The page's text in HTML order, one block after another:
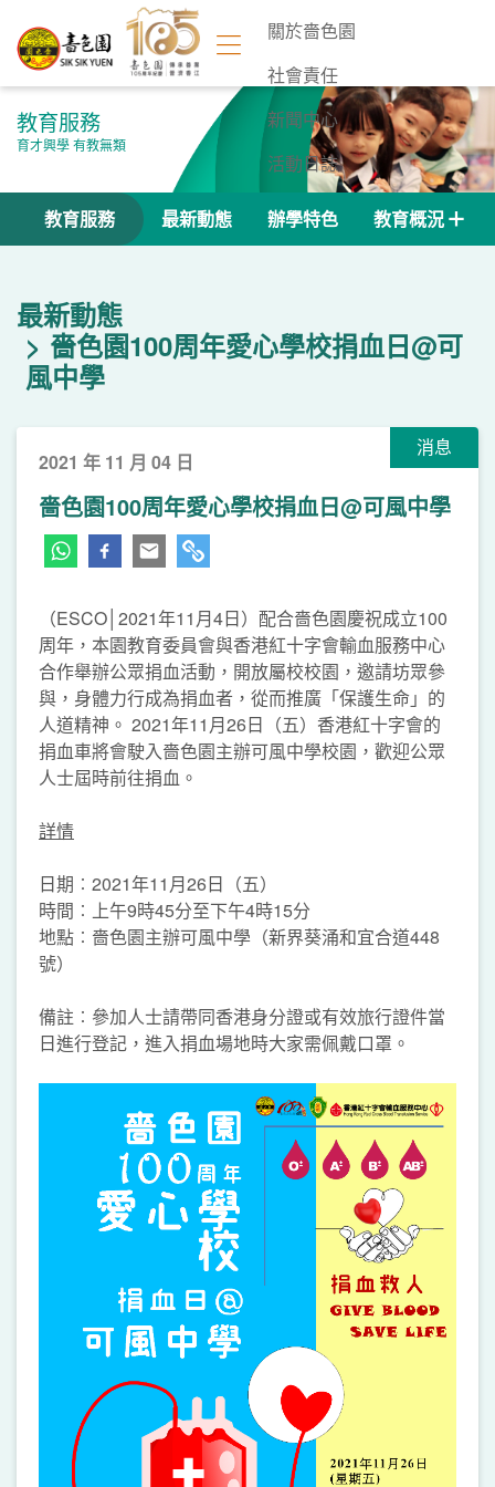
關於嗇色園
社會責任
新聞中心
活動日誌
聯絡我們
教育服務
育才興學 有教無類
教育服務 最新動態 辦學特色 教育概況
最新動態
嗇色園100周年愛心學校捐血日@可
風中學
消息
2021 年 11 月 04 日
嗇色園100周年愛心學校捐血日@可風中學
（ESCO│2021年11月4日）配合嗇色園慶祝成立100
周年，本園教育委員會與香港紅十字會輸血服務中心
合作舉辦公眾捐血活動，開放屬校校園，邀請坊眾參
與，身體力行成為捐血者，從而推廣「保護生命」的
人道精神。 2021年11月26日（五）香港紅十字會的
捐血車將會駛入嗇色園主辦可風中學校園，歡迎公眾
人士屆時前往捐血。
詳情
日期︰2021年11月26日（五）
時間︰上午9時45分至下午4時15分
地點︰嗇色園主辦可風中學（新界葵涌和宜合道448
號）
備註︰參加人士請帶同香港身分證或有效旅行證件當
日進行登記，進入捐血場地時大家需佩戴口罩。